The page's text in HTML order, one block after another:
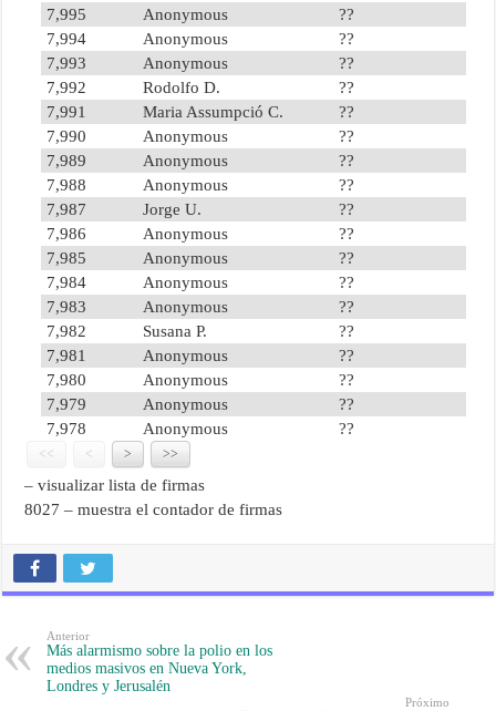
7,995
Anonymous
??
7,994
Anonymous
??
7,993
Anonymous
??
7,992
Rodolfo D.
??
7,991
Maria Assumpció C.
??
7,990
Anonymous
??
7,989
Anonymous
??
7,988
Anonymous
??
7,987
Jorge U.
??
7,986
Anonymous
??
7,985
Anonymous
??
7,984
Anonymous
??
7,983
Anonymous
??
7,982
Susana P.
??
7,981
Anonymous
??
7,980
Anonymous
??
7,979
Anonymous
??
7,978
Anonymous ??
<< < > >>
– visualizar lista de firmas
8027 – muestra el contador de firmas
Anterior
Más alarmismo sobre la polio en los
medios masivos en Nueva York,
Londres y Jerusalén
Próximo